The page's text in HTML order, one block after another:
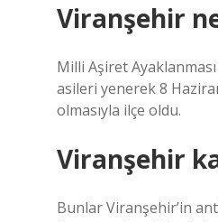
Viranşehir
Milli Aşiret
asileri yenerek 8
olmasıyla ilçe oldu.
Viranşehir
Bunlar Viranşehir’in